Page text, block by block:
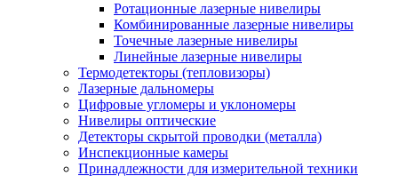
Ротационные лазерные нивелиры
Комбинированные лазерные нивелиры
Точечные лазерные нивелиры
Линейные лазерные нивелиры
Термодетекторы (тепловизоры)
Лазерные дальномеры
Цифровые угломеры и уклономеры
Нивелиры оптические
Детекторы скрытой проводки (металла)
Инспекционные камеры
Принадлежности для измерительной техники